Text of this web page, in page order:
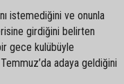
istemediğini ve onunla
girdiğini belirten
gece kulübüyle
adaya geldiğini